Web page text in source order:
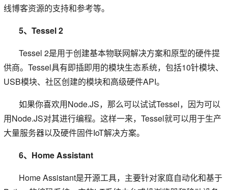
线博客资源的支持和参考等。
5、Tessel 2
Tessel 2是用于创建基本物联网解决方案和原型的硬件提
供商。Tessel具有即插即用的模块生态系统，包括10针模块、
USB模块、社区创建的模块和高级硬件API。
如果你喜欢用Node.JS，那么可以试试Tessel，因为可以
用Node.JS对其进行编程。这样一来，Tessel就可以用于生产
大量服务器以及硬件固件IoT解决方案。
6、Home Assistant
Home Assistant是开源工具，主要针对家庭自动化和基于